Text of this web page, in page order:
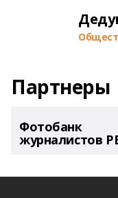
Партнеры
Фотобанк
журналистов